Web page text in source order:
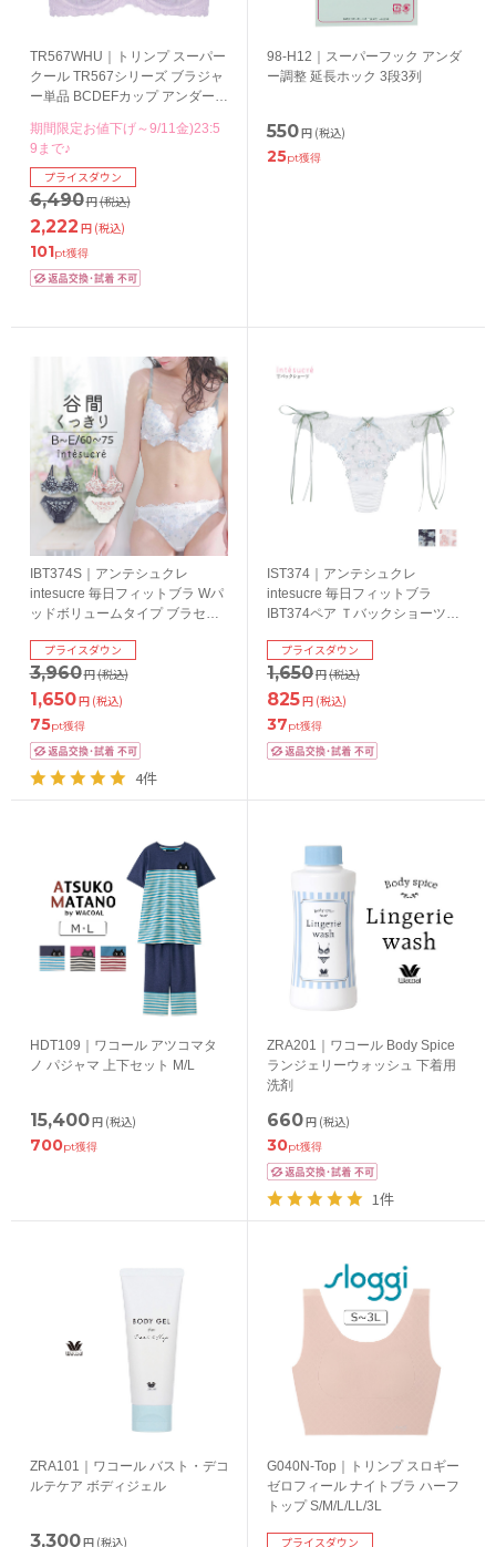
TR567WHU｜トリンプ スーパー
クール TR567シリーズ ブラジャ
ー単品 BCDEFカップ アンダー
期間限定お値下げ～9/11金)23:5
9まで♪
6,490円(税込)
プライスダウン
2,222 円 (税込)
101pt獲得
98-H12｜スーパーフック アンダ
ー調整 延長ホック 3段3列
550円 (税込)
25pt獲得
IBT374S｜アンテシュクレ
intesucre 毎日フィットブラ Wパ
ッドボリュームタイプ ブラセッ
ップ アンダー60/65/70/75cm
3,960円(税込)
プライスダウン
1,650円 (税込)
75pt獲得
4件
IST374｜アンテシュクレ
intesucre 毎日フィットブラ
IBT374ペア Ｔバックショーツ
1,650円(税込)
プライスダウン
825円 (税込)
37pt獲得
HDT109｜ワコール アツコマタ
ノ パジャマ 上下セット M/L
15,400円 (税込)
700pt獲得
ZRA201｜ワコール Body Spice
ランジェリーウォッシュ 下着用
洗剤
660円 (税込)
30pt獲得
1件
ZRA101｜ワコール バスト・デコ
ルテケア ボディジェル
3,300円 (税込)
G040N-Top｜トリンプ スロギー
ゼロフィール ナイトブラ ハーフ
トップ S/M/L/LL/3L
プライスダウン